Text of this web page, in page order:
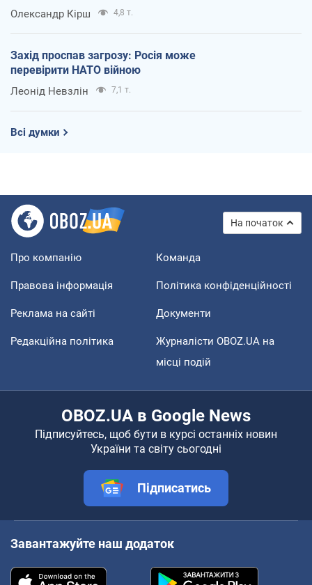
Олександр Кірш 4,8 т.
Захід проспав загрозу: Росія може
перевірити НАТО війною
Леонід Невзлін 7,1 т.
Всі думки
На початок
Про компанію Команда
Правова інформація Політика конфіденційності
Реклама на сайті Документи
Редакційна політика
Журналісти OBOZ.UA на
місці подій
OBOZ.UA в Google News
Підписуйтесь, щоб бути в курсі останніх новин
України та світу сьогодні
Підписатись
Завантажуйте наш додаток